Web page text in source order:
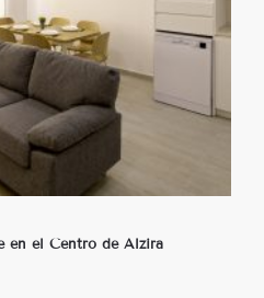
en el Centro de Alzira